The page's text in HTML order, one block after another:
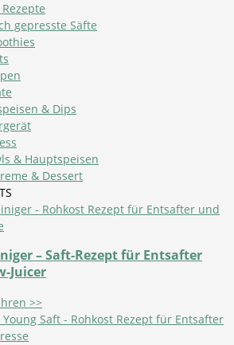
gepresste Säfte
& Dips
& Hauptspeisen
& Dessert
– Saft-Rezept für Entsafter
Juicer
>>